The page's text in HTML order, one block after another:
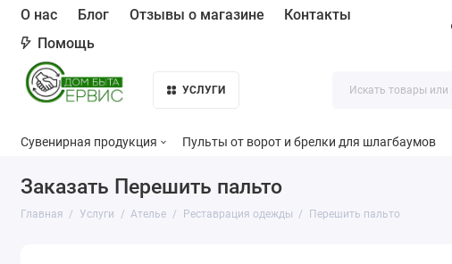
О нас Блог Отзывы о магазине
Контакты
Помощь
УСЛУГИ
Сувенирная продукция Пульты от ворот и брелки для шлагбаумов
Заказать Перешить пальто
Главная Услуги Ателье Реставрация одежды Перешить пальто